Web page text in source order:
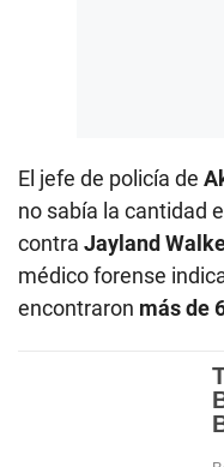
El jefe de policía de
no sabía la cantidad
contra Jayland
médico forense
encontraron más de